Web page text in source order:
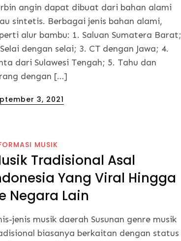
angin dapat dibuat dari bahan alami
sintetis. Berbagai jenis bahan alami,
alur bambu: 1. Saluan Sumatera Barat;
dengan selai; 3. CT dengan Jawa; 4.
dari Sulawesi Tengah; 5. Tahu dan
dengan […]
3, 2021
MUSIK
Tradisional Asal
Yang Viral Hingga
Negara Lain
jenis musik daerah Susunan genre musik
biasanya berkaitan dengan status